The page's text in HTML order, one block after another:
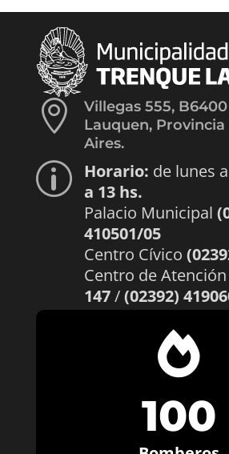

Villegas 555,
Lauquen,
Aires.
p Horario: de lunes
a 13 hs.
Palacio Municipal
410501/05
Centro Cívico
Centro de
147/(02392)

100